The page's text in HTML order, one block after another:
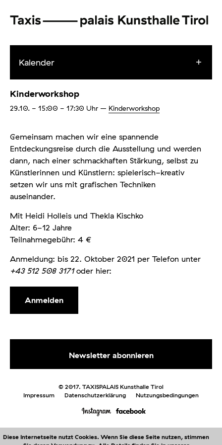
Diese Internetseite nutzt Cookies. Wenn Sie diese Seite nutzen, stimmen
Kalender
Kinderworkshop
29.10. - 15:00 - 17:30 Uhr – Kinderworkshop
Gemeinsam machen wir eine spannende
Entdeckungsreise durch die Ausstellung und werden
dann, nach einer schmackhaften Stärkung, selbst zu
Künstlerinnen und Künstlern: spielerisch-kreativ
setzen wir uns mit grafischen Techniken
auseinander.
Mit Heidi Holleis und Thekla Kischko
Alter: 6-12 Jahre
Teilnahmegebühr: 4 €
Anmeldung: bis 22. Oktober 2021 per Telefon unter
+43 512 508 3171oder hier:
Anmelden
© 2017. TAXISPALAIS Kunsthalle Tirol
Impressum
Datenschutzerklärung Nutzungsbedingungen